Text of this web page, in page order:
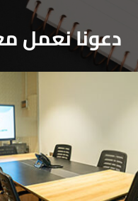
دعونا نعمل